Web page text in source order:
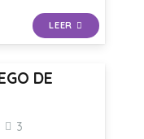
LEER
DE
3